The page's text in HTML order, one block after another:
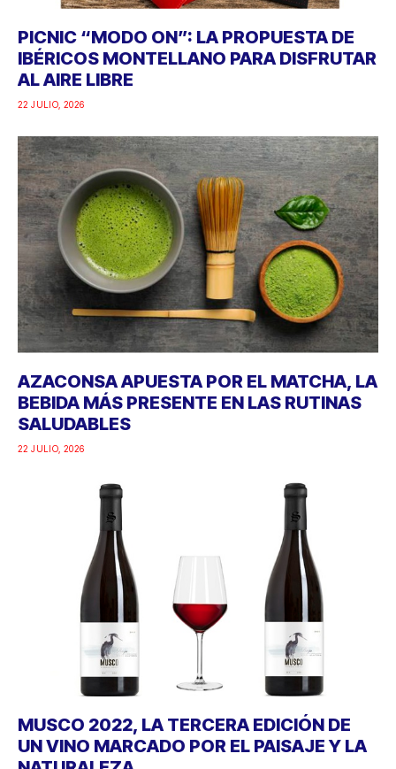
PICNIC “MODO ON”: LA PROPUESTA DE
IBÉRICOS MONTELLANO PARA DISFRUTAR
AL AIRE LIBRE
22 JULIO, 2026
AZACONSA APUESTA POR EL MATCHA, LA
BEBIDA MÁS PRESENTE EN LAS RUTINAS
SALUDABLES
22 JULIO, 2026
MUSCO 2022, LA TERCERA EDICIÓN DE
UN VINO MARCADO POR EL PAISAJE Y LA